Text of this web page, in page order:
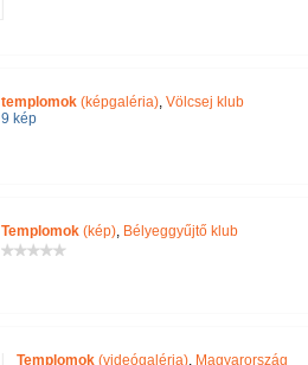
templomok(képgaléria), Völcsej klub
9 kép
Templomok(kép), Bélyeggyűjtő klub
Templomok(videógaléria), Magyarország